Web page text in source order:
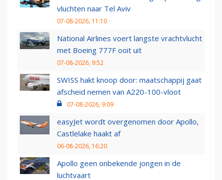
vluchten naar Tel Aviv
07-08-2026, 11:10
National Airlines voert langste vrachtvlucht
met Boeing 777F ooit uit
07-08-2026, 9:52
SWISS hakt knoop door: maatschappij gaat
afscheid nemen van A220-100-vloot
07-08-2026, 9:09
easyJet wordt overgenomen door Apollo,
Castlelake haakt af
06-08-2026, 16:20
Apollo geen onbekende jongen in de
luchtvaart